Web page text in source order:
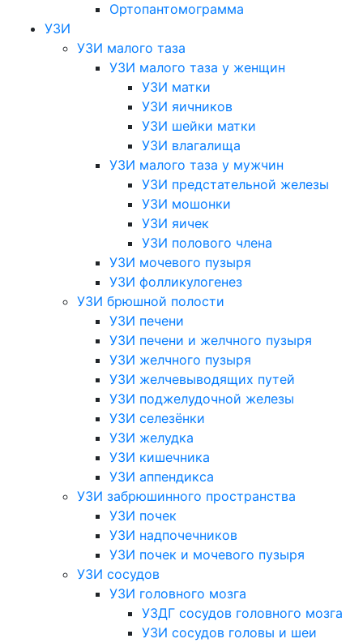
Ортопантомограмма
УЗИ
УЗИ малого таза
УЗИ малого таза у женщин
УЗИ матки
УЗИ яичников
УЗИ шейки матки
УЗИ влагалища
УЗИ малого таза у мужчин
УЗИ предстательной железы
УЗИ мошонки
УЗИ яичек
УЗИ полового члена
УЗИ мочевого пузыря
УЗИ фолликулогенез
УЗИ брюшной полости
УЗИ печени
УЗИ печени и желчного пузыря
УЗИ желчного пузыря
УЗИ желчевыводящих путей
УЗИ поджелудочной железы
УЗИ селезёнки
УЗИ желудка
УЗИ кишечника
УЗИ аппендикса
УЗИ забрюшинного пространства
УЗИ почек
УЗИ надпочечников
УЗИ почек и мочевого пузыря
УЗИ сосудов
УЗИ головного мозга
УЗДГ сосудов головного мозга
УЗИ сосудов головы и шеи